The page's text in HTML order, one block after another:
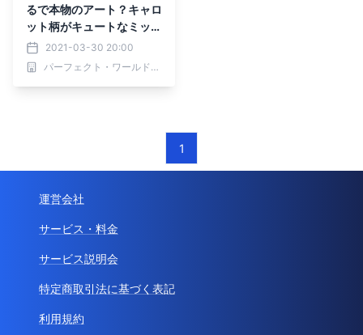
るで本物のアート？キャロ
ット柄がキュートなミッフ
ィーのキャンバスアート
2021-03-30 20:00
パーフェクト・ワールド株式会社
1
運営会社
サービス・料金
サービス説明会
特定商取引法に基づく表記
利用規約